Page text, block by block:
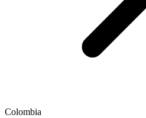
Colombia